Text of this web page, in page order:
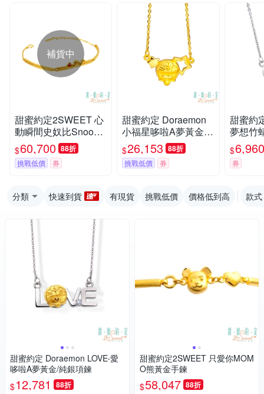
補貨中
甜蜜約定2SWEET 心
動瞬間史奴比Snoopy
黃金手鍊-B款
$60,700 88折
挑戰低價 券
甜蜜約定 Doraemon
小福星哆啦A夢黃金項
鍊
$26,153 88折
挑戰低價 券
甜蜜約
夢想竹
銀項鍊
$6,960
券
分類 快速到貨 有現貨 挑戰低價 價格低到高 款式
甜蜜約定 Doraemon LOVE‧愛
哆啦A夢黃金/純銀項鍊
$12,781 88折
甜蜜約定2SWEET 只愛你MOM
O熊黃金手鍊
$58,047 88折